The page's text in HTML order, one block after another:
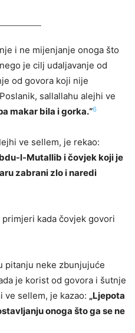
i ne mijenjanje onoga što
je cilj udaljavanje od
od govora koji nije
sallallahu alejhi ve
makar bila i gorka.“6
ve sellem, je rekao:
l-Mutallib i čovjek koji je
zabrani zlo i naredi
kada čovjek govori
pitanju neke zbunjujuće
je korist od govora i šutnje
ve sellem, je kazao: „Ljepota
onoga što ga se ne